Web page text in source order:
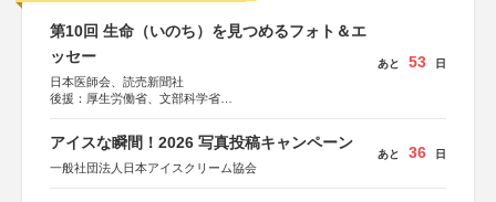
第10回 生命（いのち）を見つめるフォト＆エ
ッセー
日本医師会、読売新聞社
後援：厚生労働省、文部科学省
あと 53 日
アイスな瞬間！2026 写真投稿キャンペーン
一般社団法人日本アイスクリーム協会
あと 36 日